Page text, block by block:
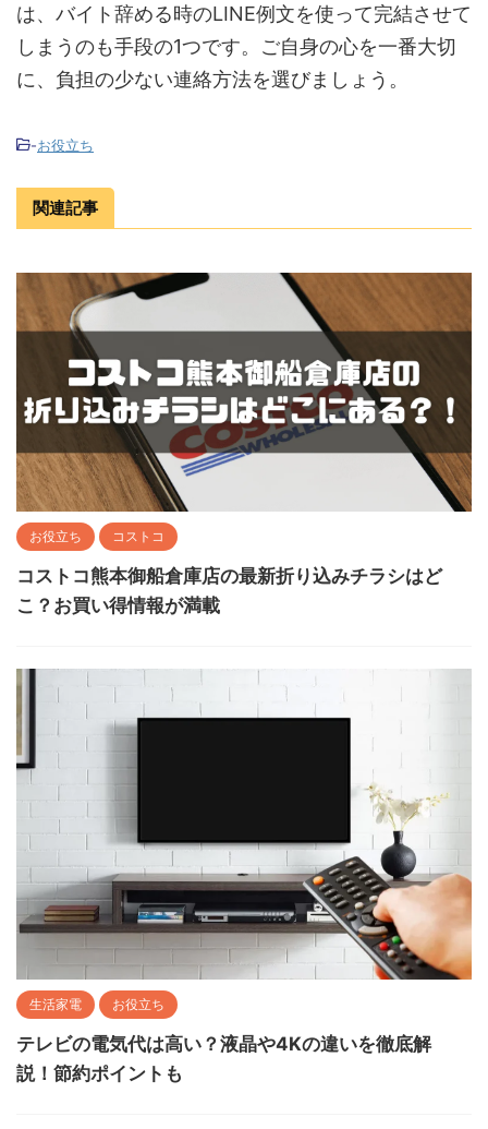
は、バイト辞める時のLINE例文を使って完結させて
しまうのも手段の1つです。ご自身の心を一番大切
に、負担の少ない連絡方法を選びましょう。
-お役立ち
関連記事
お役立ち コストコ
コストコ熊本御船倉庫店の最新折り込みチラシはど
こ？お買い得情報が満載
生活家電 お役立ち
テレビの電気代は高い？液晶や4Kの違いを徹底解
説！節約ポイントも